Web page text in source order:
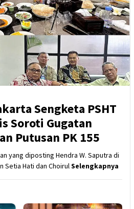
Sengketa PSHT
Soroti Gugatan
Putusan PK 155
yang diposting Hendra W. Saputra di
Setia Hati dan ChoirulSelengkapnya